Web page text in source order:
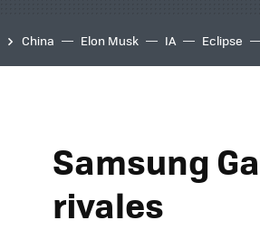
China Elon Musk IA Eclipse
Samsung
rivales